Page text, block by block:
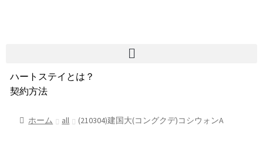
ハートステイとは？
契約方法
サービス費用
ホーム all (210304)建国大(コングクデ)コシウォンA